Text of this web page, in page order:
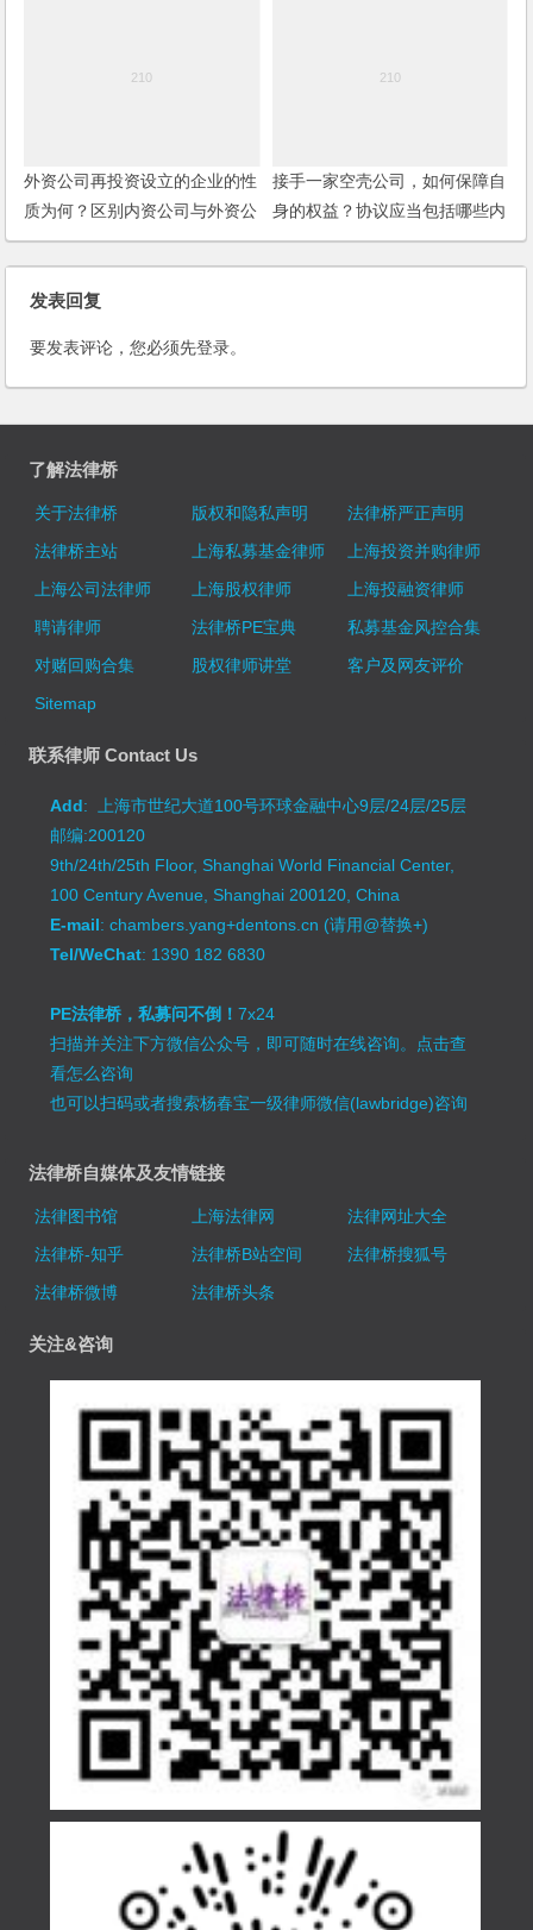
外资公司再投资设立的企业的性
质为何？区别内资公司与外资公
司的标准是什么？(2006)
接手一家空壳公司，如何保障自
身的权益？协议应当包括哪些内
容？
发表回复
要发表评论，您必须先登录。
了解法律桥
关于法律桥 版权和隐私声明
法律桥严正声明
法律桥主站
上海私募基金律师
上海投资并购律师
上海公司法律师
上海股权律师
上海投融资律师
聘请律师
法律桥PE宝典
私募基金风控合集
对赌回购合集
股权律师讲堂
客户及网友评价
Sitemap
联系律师 Contact Us
Add: 上海市世纪大道100号环球金融中心9层/24层/25层
邮编:200120
9th/24th/25th Floor, Shanghai World Financial Center,
100 Century Avenue, Shanghai 200120, China
E-mail: chambers.yang+dentons.cn (请用@替换+)
Tel/WeChat: 1390 182 6830
PE法律桥，私募问不倒！7x24
扫描并关注下方微信公众号，即可随时在线咨询。 点击查
看怎么咨询
也可以扫码或者搜索杨春宝一级律师微信(lawbridge)咨询
法律桥自媒体及友情链接
法律图书馆 上海法律网
法律网址大全
法律桥-知乎
法律桥B站空间
法律桥搜狐号
法律桥微博
法律桥头条
关注&咨询